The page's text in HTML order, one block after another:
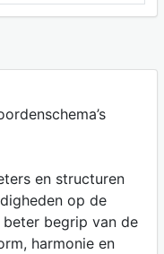
en structuren
op de
begrip van de
harmonie en